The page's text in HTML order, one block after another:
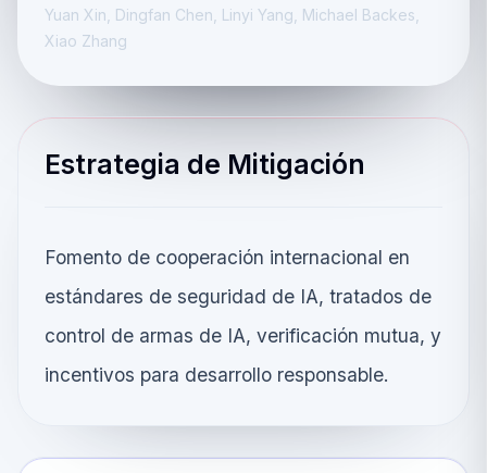
Yuan Xin, Dingfan Chen, Linyi Yang, Michael Backes,
Xiao Zhang
Estrategia de Mitigación
Fomento de cooperación internacional en
estándares de seguridad de IA, tratados de
control de armas de IA, verificación mutua, y
incentivos para desarrollo responsable.